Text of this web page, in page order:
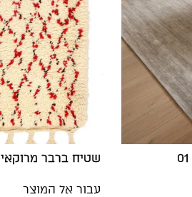
שטיח ברבר מרוקאי 11
עבור אל המוצר